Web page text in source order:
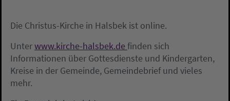
Die Christus-Kirche in Halsbek ist online.
Unterwww.kirche-halsbek.de finden sich
Informationen über Gottesdienste und Kindergarten,
Kreise in der Gemeinde, Gemeindebrief und vieles
mehr.